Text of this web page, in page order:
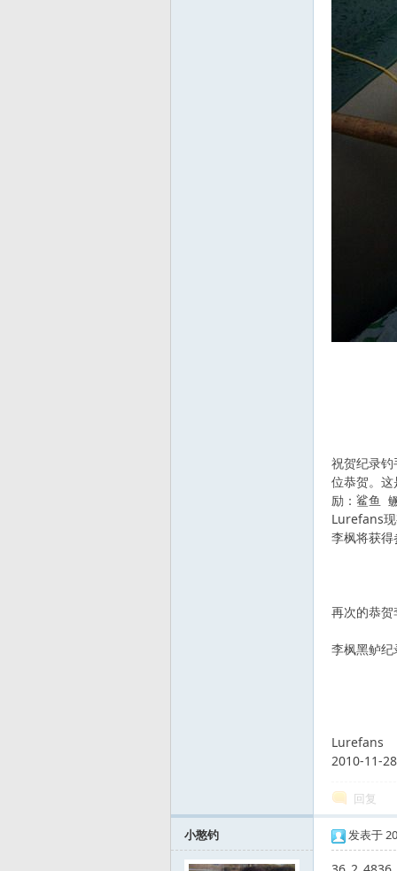
祝贺纪录
位恭贺。
励：鲨鱼
Lurefans
李枫将获
再次的恭
李枫黑鲈
Lurefans
2010-11-28
回复
小憨钓 发表于